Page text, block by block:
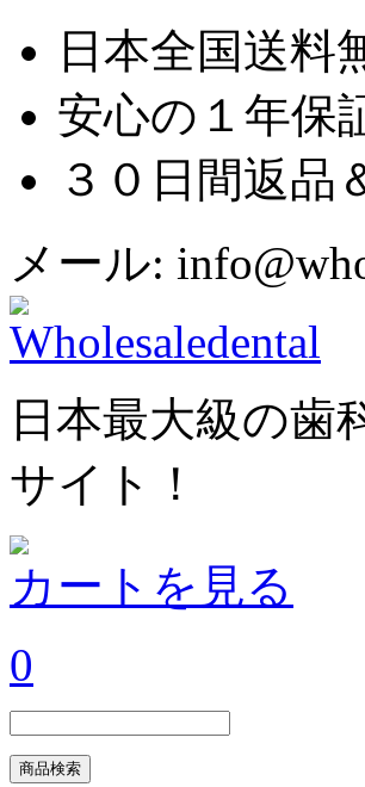
日本全国送料
安心の１年保
３０日間返品
メール:
日本最大級の歯
サイト！
カートを見る
0